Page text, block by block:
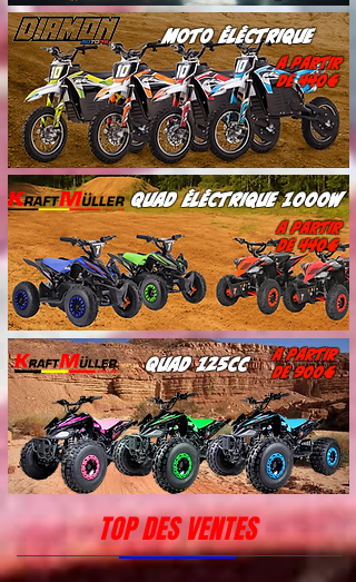
Moto éléctrique
a partir
de 440€
Quad éléctrique 1000w
a partir
de 440€
Quad 125cc
a partir
de 900€
TOP DES VENTES